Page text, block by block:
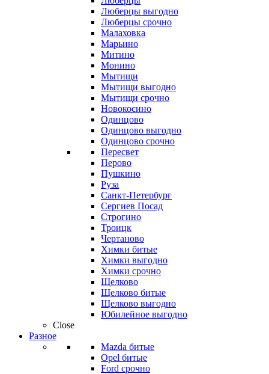
Люберцы выгодно
Люберцы срочно
Малаховка
Марьино
Митино
Монино
Мытищи
Мытищи выгодно
Мытищи срочно
Новокосино
Одинцово
Одинцово выгодно
Одинцово срочно
Пересвет
Перово
Пушкино
Руза
Санкт-Петербург
Сергиев Посад
Строгино
Троицк
Чертаново
Химки битые
Химки выгодно
Химки срочно
Щелково
Щелково битые
Щелково выгодно
Юбилейное выгодно
Close
Разное
Mazda битые
Opel битые
Ford срочно